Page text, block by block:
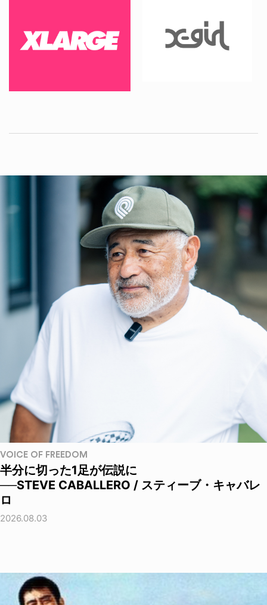
VOICE OF FREEDOM
半分に切った1足が伝説に
──STEVE CABALLERO / スティーブ・キャバレ
ロ
2026.08.03